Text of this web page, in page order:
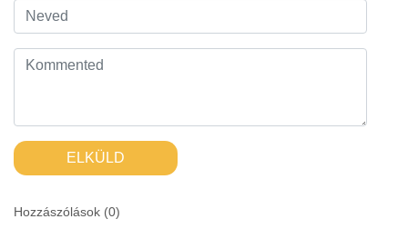
ELKÜLD
Hozzászólások (0)